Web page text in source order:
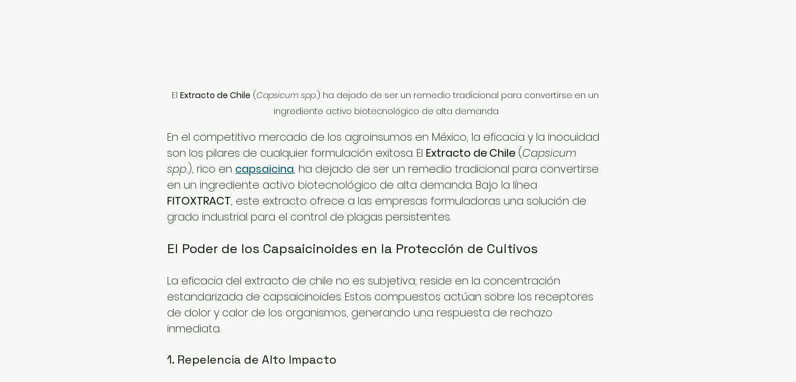
El Extracto de Chile (Capsicum spp.) ha dejado de ser un remedio tradicional para convertirse en un
ingrediente activo biotecnológico de alta demanda
En el competitivo mercado de los agroinsumos en México, la eficacia y la inocuidad
son los pilares de cualquier formulación exitosa. El Extracto de Chile (Capsicum
spp.), rico en capsaicina, ha dejado de ser un remedio tradicional para convertirse
en un ingrediente activo biotecnológico de alta demanda. Bajo la línea
FITOXTRACT, este extracto ofrece a las empresas formuladoras una solución de
grado industrial para el control de plagas persistentes.
El Poder de los Capsaicinoides en la Protección de Cultivos
La eficacia del extracto de chile no es subjetiva; reside en la concentración
estandarizada de capsaicinoides. Estos compuestos actúan sobre los receptores
de dolor y calor de los organismos, generando una respuesta de rechazo
inmediata.
1. Repelencia de Alto Impacto